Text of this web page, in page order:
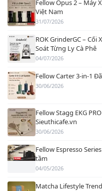
Fellow Opus 2 – Máy
Việt Nam
31/07/2026
ROK GrinderGC – Cối
Soát Từng Ly Cà Phê
04/07/2026
Fellow Carter 3-in-1
30/06/2026
Fellow Stagg EKG
Sieuthicafe.vn
30/06/2026
Fellow Espresso
tầm
04/05/2026
Matcha Lifestyle